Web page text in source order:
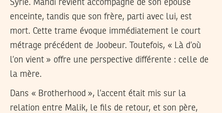
Syrie. Mahdi revient accompagné de son épouse
enceinte, tandis que son frère, parti avec lui, est
mort. Cette trame évoque immédiatement le court
métrage précédent de Joobeur. Toutefois, « Là d’où
l’on vient » offre une perspective différente : celle de
la mère.
Dans « Brotherhood », l’accent était mis sur la
relation entre Malik, le fils de retour, et son père,